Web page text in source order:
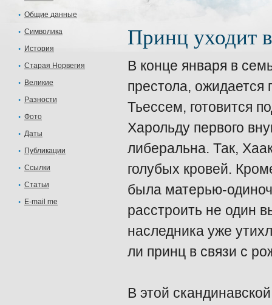
Общие данные
Символика
История
Старая Норвегия
Великие
Разности
Фото
Даты
Публикации
Ссылки
Статьи
E-mail me
Принц уходит
В конце января в
престола,
Тьессем, готовится
Харольду первого
либеральна. Так,
голубых кровей.
была матерью-
расстроить не один
наследника уже
ли принц в связи с
В этой